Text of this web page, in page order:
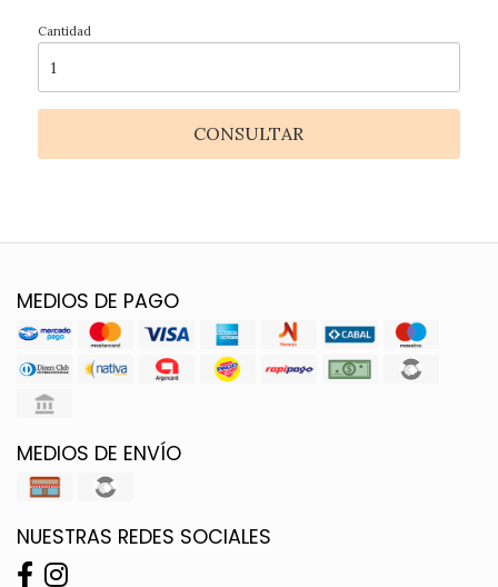
Cantidad
CONSULTAR
MEDIOS DE PAGO
MEDIOS DE ENVÍO
NUESTRAS REDES SOCIALES